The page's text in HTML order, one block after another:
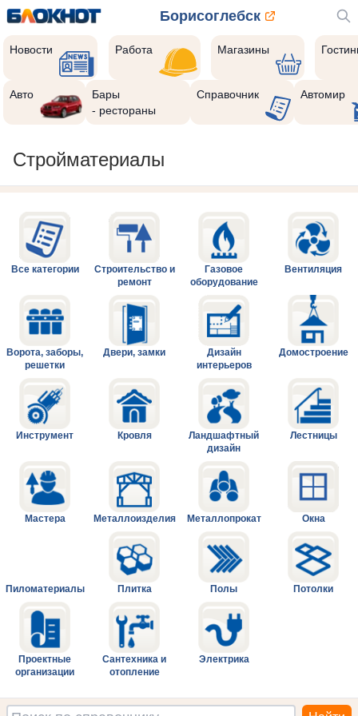
Борисоглебск
Новости Работа Магазины
Авто
Бары
- рестораны
Справочник Автомир
Стройматериалы
Все категории
Строительство и
ремонт
Газовое
оборудование
Вентиляция
Ворота, заборы,
решетки
Двери, замки
Дизайн
интерьеров
Домостроение
Инструмент Кровля
Ландшафтный
дизайн
Лестницы
Мастера Металлоизделия Металлопрокат Окна
Пиломатериалы Плитка Полы Потолки
Проектные
организации
Сантехника и
отопление
Электрика